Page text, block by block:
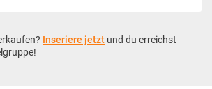
Inseriere jetzt und du erreichst